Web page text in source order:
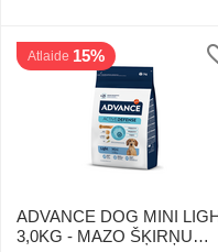
Atlaide 15%
ADVANCE DOG MINI
3,0KG - MAZO ŠĶIRŅU